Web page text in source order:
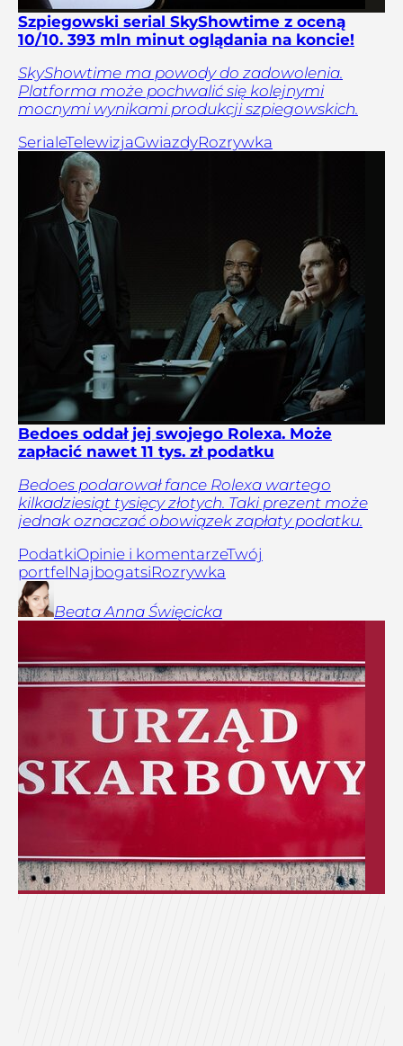
Szpiegowski serial SkyShowtime z oceną
10/10. 393 mln minut oglądania na koncie!
SkyShowtime ma powody do zadowolenia.
Platforma może pochwalić się kolejnymi
mocnymi wynikami produkcji szpiegowskich.
SerialeTelewizjaGwiazdyRozrywka
Bedoes oddał jej swojego Rolexa. Może
zapłacić nawet 11 tys. zł podatku
Bedoes podarował fance Rolexa wartego
kilkadziesiąt tysięcy złotych. Taki prezent może
jednak oznaczać obowiązek zapłaty podatku.
PodatkiOpinie i komentarzeTwój
portfelNajbogatsiRozrywka
Beata Anna Święcicka